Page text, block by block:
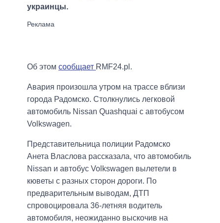
украинцы.
Об этом сообщает RMF24.pl.
Авария произошла утром на трассе вблизи
города Радомско. Столкнулись легковой
автомобиль Nissan Quashquai с автобусом
Volkswagen.
Представительница полиции Радомско
Анета Власлова рассказала, что автомобиль
Nissan и автобус Volkswagen вылетели в
кюветы с разных сторон дороги. По
предварительным выводам, ДТП
спровоцировала 36-летняя водитель
автомобиля, неожиданно выскочив на